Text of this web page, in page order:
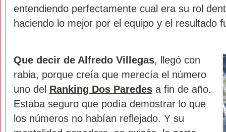
entendiendo perfectamente cual era su rol
haciendo lo mejor por el equipo y el resultado
Que decir de Alfredo Villegas, llegó con
rabia, porque creía que merecía el número
uno del Ranking Dos Paredes a fin de año.
Estaba seguro que podía demostrar lo que
los números no habían reflejado. Y su